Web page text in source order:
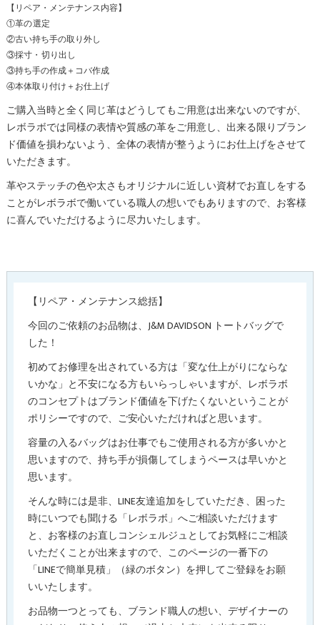
【リペア・メンテナンス内容】
①革の選定
②古い持ち手の取り外し
③採寸・切り出し
③持ち手の作成＋コバ作成
④本体取り付け＋お仕上げ
ご購入当時と全く同じ革はどうしてもご用意は出来ないのですが、
レボラボでは同様の表情や質感の革をご用意し、出来る限りブラン
ド価値を損わないよう、全体の表情が整うようにお仕上げをさせて
いただきます。
革やステッチの色や太さもオリジナルに近しい資材でお直しをする
ことがレボラボで働いている職人の想いでもありますので、お客様
に喜んでいただけるように尽力いたします。
【リペア・メンテナンス総括】
今回のご依頼のお品物は、J&M DAVIDSON トートバッグで
した！
初めてお修理を出されている方は「変な仕上がりにならな
いかな」と不安になる方もいらっしゃいますが、レボラボ
のコンセプトはブランド価値を下げたくないということが
ポリシーですので、ご安心いただければと思います。
容量の入るバッグはお仕事でもご使用される方が多いかと
思いますので、持ち手が損傷してしまうペースは早いかと
思います。
そんな時には是非、LINE友達追加をしていただき、困った
時にいつでも聞ける「レボラボ」へご相談いただけます
と、お客様のお直しコンシェルジュとしてお気軽にご相談
いただくことが出来ますので、このページの一番下の
「LINEで簡単見積」（緑のボタン）を押してご登録をお願
いいたします。
お品物一つとっても、ブランド職人の想い、デザイナーの